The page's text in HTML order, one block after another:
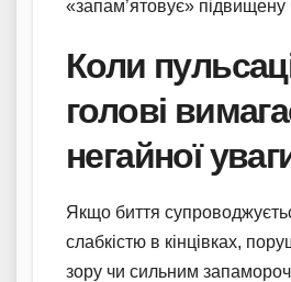
«запам’ятовує» підвищену
Коли
голові
негайної
Якщо биття
слабкістю в кінцівках,
зору чи сильним